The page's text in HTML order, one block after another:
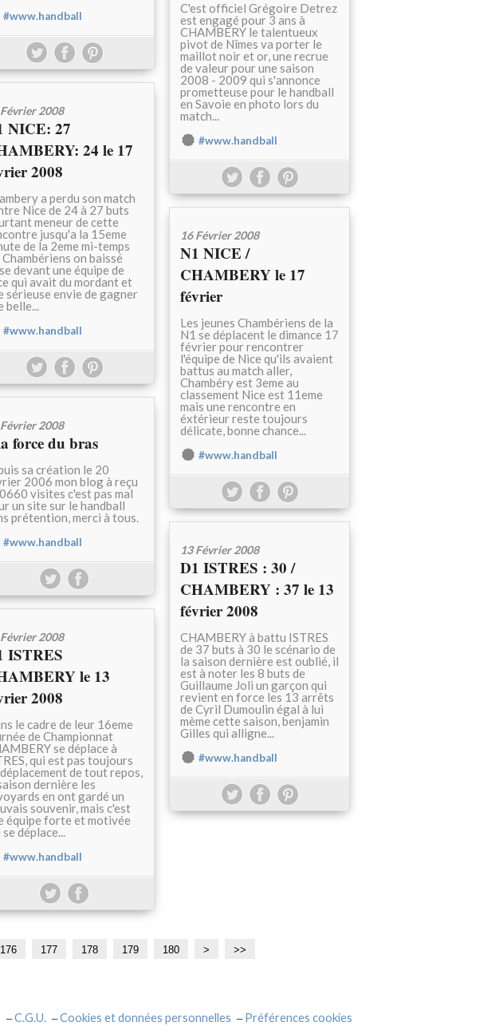
#www.handball
C'est officiel Grégoire Detrez
est engagé pour 3 ans à
CHAMBERY le talentueux
pivot de Nîmes va porter le
maillot noir et or, une recrue
de valeur pour une saison
2008 - 2009 qui s'annonce
prometteuse pour le handball
en Savoie en photo lors du
match...
#www.handball
2008
NICE: 27
24 le 17
2008
a perdu son match
Nice de 24 à 27 buts
meneur de cette
jusqu'a la 15eme
de la 2eme mi-temps
Chambériens on baissé
devant une équipe de
qui avait du mordant et
sérieuse envie de gagner
belle...
#www.handball
16 Février 2008
N1 NICE /
CHAMBERY le 17
février
Les jeunes Chambériens de la
N1 se déplacent le dimance 17
février pour rencontrer
l'équipe de Nice qu'ils avaient
battus au match aller,
Chambéry est 3eme au
classement Nice est 11eme
mais une rencontre en
éxtérieur reste toujours
délicate, bonne chance...
#www.handball
2008
force du bras
sa création le 20
2006 mon blog à reçu
visites c'est pas mal
un site sur le handball
prétention, merci à tous.
#www.handball
13 Février 2008
D1 ISTRES : 30 /
CHAMBERY : 37 le 13
février 2008
CHAMBERY à battu ISTRES
de 37 buts à 30 le scénario de
la saison dernière est oublié, il
est à noter les 8 buts de
Guillaume Joli un garçon qui
revient en force les 13 arrêts
de Cyril Dumoulin égal à lui
mème cette saison, benjamin
Gilles qui alligne...
#www.handball
2008
ISTRES
le 13
2008
le cadre de leur 16eme
de Championnat
se déplace à
qui est pas toujours
de tout repos,
dernière les
en ont gardé un
souvenir, mais c'est
équipe forte et motivée
se déplace...
#www.handball
176 177 178 179 180
1
2
> >>
C.G.U. Cookies et données personnelles Préférences cookies